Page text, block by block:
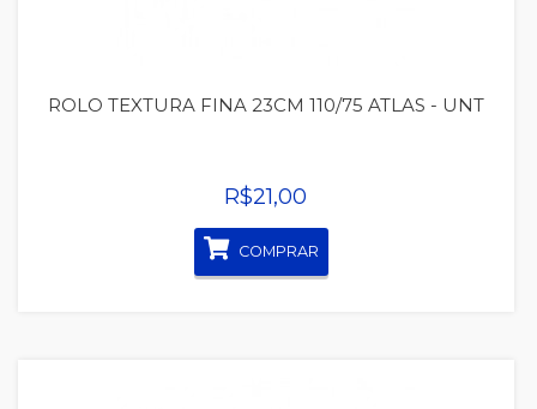
ROLO TEXTURA FINA 23CM 110/75 ATLAS - UNT
R$21,00
COMPRAR